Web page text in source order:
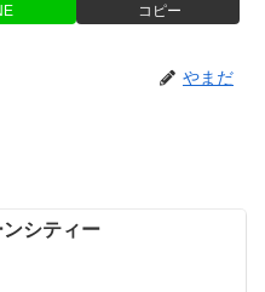
コピー
やまだ
シティー